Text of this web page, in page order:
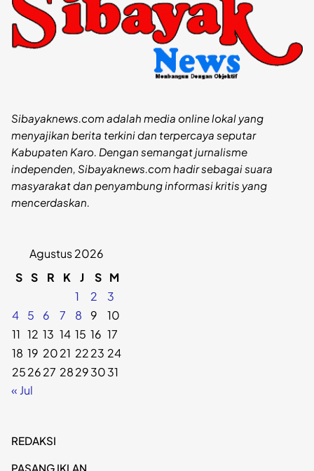
Sibayaknews.com adalah media online lokal yang
menyajikan berita terkini dan terpercaya seputar
Kabupaten Karo. Dengan semangat jurnalisme
independen, Sibayaknews.com hadir sebagai suara
masyarakat dan penyambung informasi kritis yang
mencerdaskan.
Agustus 2026
S S R K J S M
1
2
3
4
5 6 7 8 9
10
11 12 13 14 15 16 17
18 19 2021 2223 24
252627 28293031
« Jul
REDAKSI
PASANG IKLAN